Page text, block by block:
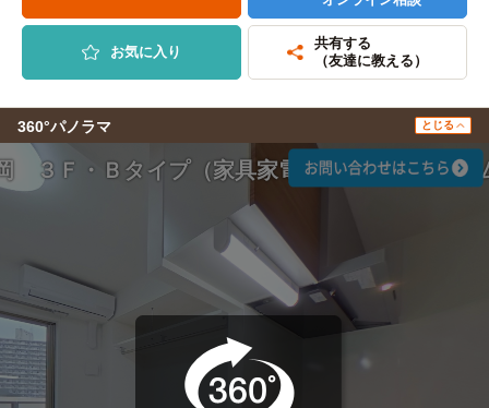
お気に入り
共有する
（友達に教える）
360°パノラマ とじる